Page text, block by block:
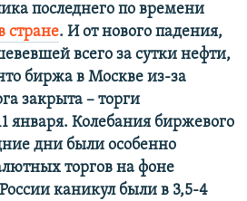
последнего по времени
стране. И от нового падения,
всего за сутки нефти,
биржа в Москве из-за
закрыта – торги
января. Колебания биржевого
дни были особенно
торгов на фоне
каникул были в 3,5-4